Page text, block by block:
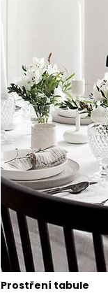
Prostření tabule